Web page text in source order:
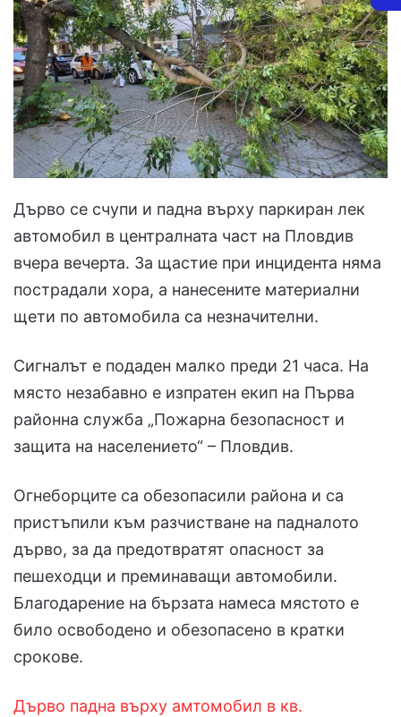
Дърво се счупи и падна върху паркиран лек
автомобил в централната част на Пловдив
вчера вечерта. За щастие при инцидента няма
пострадали хора, а нанесените материални
щети по автомобила са незначителни.
Сигналът е подаден малко преди 21 часа. На
място незабавно е изпратен екип на Първа
районна служба „Пожарна безопасност и
защита на населението“ – Пловдив.
Огнеборците са обезопасили района и са
пристъпили към разчистване на падналото
дърво, за да предотвратят опасност за
пешеходци и преминаващи автомобили.
Благодарение на бързата намеса мястото е
било освободено и обезопасено в кратки
срокове.
Дърво падна върху амтомобил в кв.